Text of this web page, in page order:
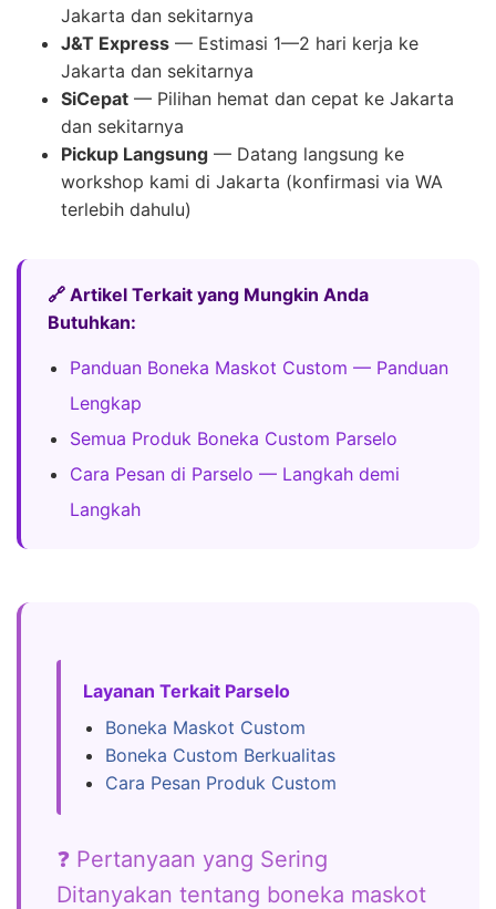
Jakarta dan sekitarnya
J&T Express — Estimasi 1—2 hari kerja ke
Jakarta dan sekitarnya
SiCepat — Pilihan hemat dan cepat ke Jakarta
dan sekitarnya
Pickup Langsung — Datang langsung ke
workshop kami di Jakarta (konfirmasi via WA
terlebih dahulu)
🔗 Artikel Terkait yang Mungkin Anda
Butuhkan:
Panduan Boneka Maskot Custom — Panduan
Lengkap
Semua Produk Boneka Custom Parselo
Cara Pesan di Parselo — Langkah demi
Langkah
Layanan Terkait Parselo
Boneka Maskot Custom
Boneka Custom Berkualitas
Cara Pesan Produk Custom
❓ Pertanyaan yang Sering
Ditanyakan tentang boneka maskot